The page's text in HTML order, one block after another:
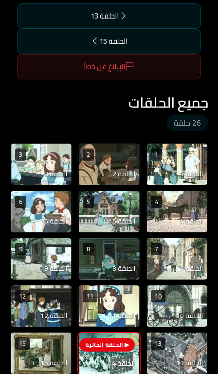
الحلقة 13
الحلقة 15
الإبلاغ عن خطأ
جميع الحلقات
26 حلقة
1
الحلقة 1
2
الحلقة 2
3
الحلقة 3
4
الحلقة 4
5
الحلقة 5
6
الحلقة 6
7
الحلقة 7
8
الحلقة 8
9
الحلقة 9
10
الحلقة 10
11
الحلقة 11
12
الحلقة 12
13
الحلقة 13
14
الحلقة 14
15
الحلقة 15